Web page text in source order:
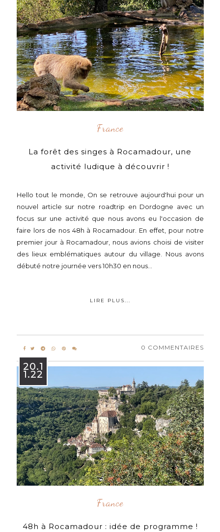
France
La forêt des singes à Rocamadour, une
activité ludique à découvrir !
Hello tout le monde, On se retrouve aujourd'hui pour un
nouvel article sur notre roadtrip en Dordogne avec un
focus sur une activité que nous avons eu l'occasion de
faire lors de nos 48h à Rocamadour. En effet, pour notre
premier jour à Rocamadour, nous avions choisi de visiter
des lieux emblématiques autour du village. Nous avons
débuté notre journée vers 10h30 en nous...
LIRE PLUS...
0 COMMENTAIRES
20.1
1.22
France
48h à Rocamadour : idée de programme !